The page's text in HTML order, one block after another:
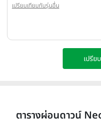
เปรียบเทียบกับรุ่นอื่น
เปรีย
ตารางผ่อนดาวน์